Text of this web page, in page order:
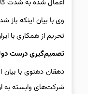
اعمال شده به شدت
وی با بیان اینکه
تحریم از همکاری با
تصمیم‌گیری درست
دهقان دهنوی با
شرکت‌های وابسته به